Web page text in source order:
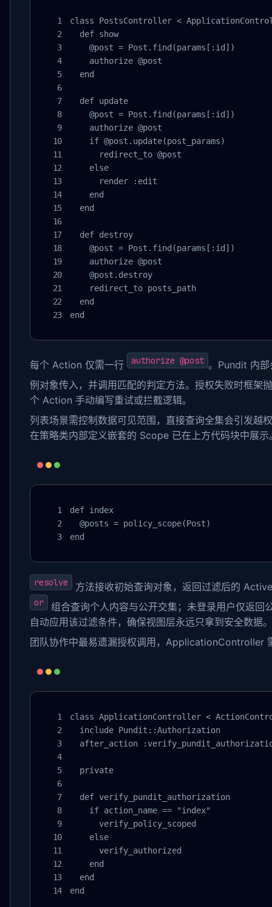
class PostsController <
  def show
    @post = Post.find(params[:id])
    authorize @post
  end
  def update
    @post = Post.find(params[:id])
    authorize @post
    if @post.update(post_params)
      redirect_to @post
    else
      render :edit
    end
  end
  def destroy
    @post = Post.find(params[:id])
    authorize @post
    @post.destroy
    redirect_to posts_path
  end
end
每个 Action 仅需一行 authorize @post 。Pundit 内部
例对象传入，并调用匹配的判定方法。授权失败时框架
个 Action 手动编写重试或拦截逻辑。
列表场景需控制数据可见范围，直接查询全集会引发
在策略类内部定义嵌套的 Scope 已在上方代码块中展
def index
  @posts = policy_scope(Post)
end
resolve 方法接收初始查询对象，返回过滤后的
or
组合查询个人内容与公开交集；未登录用户仅返回
自动应用该过滤条件，确保视图层永远只拿到安全数据。
团队协作中最易遗漏授权调用，ApplicationController
class ApplicationController <
  include Pundit::Authorization
after_action
  private
  def verify_pundit_authorization
    if action_name == "index"
      verify_policy_scoped
    else
      verify_authorized
    end
  end
end